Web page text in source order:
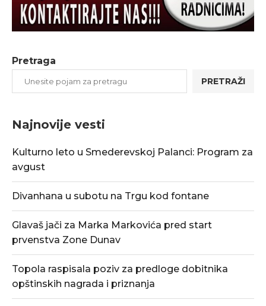
Pretraga
PRETRAŽI
Najnovije vesti
Kulturno leto u Smederevskoj Palanci: Program za
avgust
Divanhana u subotu na Trgu kod fontane
Glavaš jači za Marka Markovića pred start
prvenstva Zone Dunav
Topola raspisala poziv za predloge dobitnika
opštinskih nagrada i priznanja